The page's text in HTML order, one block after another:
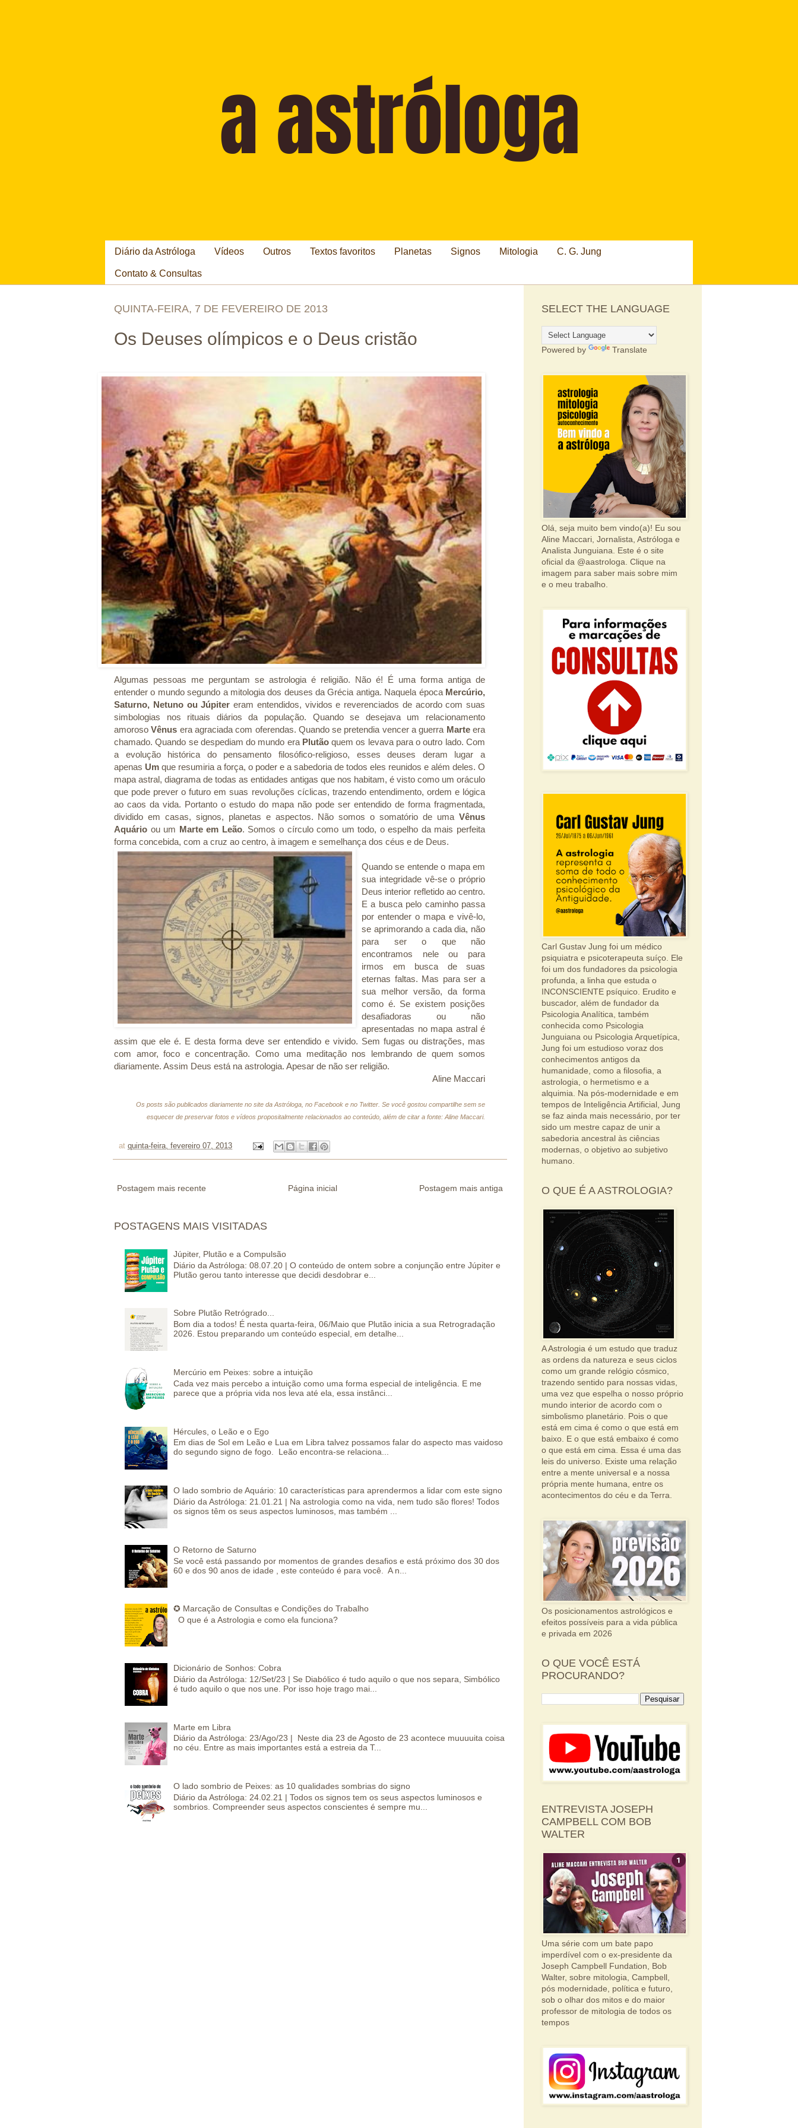
Diário da Astróloga Vídeos Outros Textos favoritos Planetas Signos Mitologia C. G. Jung
Contato & Consultas
QUINTA-FEIRA, 7 DE FEVEREIRO DE 2013
Os Deuses olímpicos e o Deus cristão
Algumas pessoas me perguntam se astrologia é religião. Não é! É uma forma antiga de
entender o mundo segundo a mitologia dos deuses da Grécia antiga. Naquela época Mercúrio,
Saturno, Netuno ou Júpiter eram entendidos, vividos e reverenciados de acordo com suas
simbologias nos rituais diários da população. Quando se desejava um relacionamento
amorosoVênus era agraciada com oferendas. Quando se pretendia vencer a guerra Marteera
chamado. Quando se despediam do mundo era Plutãoquem os levava para o outro lado. Com
a evolução histórica do pensamento filosófico-religioso, esses deuses deram lugar a
apenas Um que resumiria a força, o poder e a sabedoria de todos eles reunidos e além deles. O
mapa astral, diagrama de todas as entidades antigas que nos habitam, é visto como um oráculo
que pode prever o futuro em suas revoluções cíclicas, trazendo entendimento, ordem e lógica
ao caos da vida. Portanto o estudo do mapa não pode ser entendido de forma fragmentada,
dividido em casas, signos, planetas e aspectos. Não somos o somatório de uma Vênus
Aquário ou um Marte em Leão. Somos o círculo como um todo, o espelho da mais perfeita
forma concebida, com a cruz ao centro, à imagem e semelhança dos céus e de Deus.
Quando se entende o mapa em
sua integridade vê-se o próprio
Deus interior refletido ao centro.
E a busca pelo caminho passa
por entender o mapa e vivê-lo,
se aprimorando a cada dia, não
para ser o que não
encontramos nele ou para
irmos em busca de suas
eternas faltas. Mas para ser a
sua melhor versão, da forma
como é. Se existem posições
desafiadoras ou não
apresentadas no mapa astral é
assim que ele é. E desta forma deve ser entendido e vivido. Sem fugas ou distrações, mas
com amor, foco e concentração. Como uma meditação nos lembrando de quem somos
diariamente. Assim Deus está na astrologia. Apesar de não ser religião.
Aline Maccari
Os posts são publicados diariamente no site da Astróloga, no Facebook e no Twitter. Se você gostou compartilhe sem se
esquecer de preservar fotos e vídeos propositalmente relacionados ao conteúdo, além de citar a fonte: Aline Maccari.
at quinta-feira, fevereiro 07, 2013
Postagem mais recente Postagem mais antiga
Página inicial
POSTAGENS MAIS VISITADAS
Júpiter, Plutão e a Compulsão
Diário da Astróloga: 08.07.20 | O conteúdo de ontem sobre a conjunção entre Júpiter e
Plutão gerou tanto interesse que decidi desdobrar e...
Sobre Plutão Retrógrado...
Bom dia a todos! É nesta quarta-feira, 06/Maio que Plutão inicia a sua Retrogradação
2026. Estou preparando um conteúdo especial, em detalhe...
Mercúrio em Peixes: sobre a intuição
Cada vez mais percebo a intuição como uma forma especial de inteligência. E me
parece que a própria vida nos leva até ela, essa instânci...
Hércules, o Leão e o Ego
Em dias de Sol em Leão e Lua em Libra talvez possamos falar do aspecto mas vaidoso
do segundo signo de fogo. Leão encontra-se relaciona...
O lado sombrio de Aquário: 10 características para aprendermos a lidar com este signo
Diário da Astróloga: 21.01.21 | Na astrologia como na vida, nem tudo são flores! Todos
os signos têm os seus aspectos luminosos, mas também ...
O Retorno de Saturno
Se você está passando por momentos de grandes desafios e está próximo dos 30 dos
60 e dos 90 anos de idade , este conteúdo é para você. A n...
✪ Marcação de Consultas e Condições do Trabalho
O que é a Astrologia e como ela funciona?
Dicionário de Sonhos: Cobra
Diário da Astróloga: 12/Set/23 | Se Diabólico é tudo aquilo o que nos separa, Simbólico
é tudo aquilo o que nos une. Por isso hoje trago mai...
Marte em Libra
Diário da Astróloga: 23/Ago/23 | Neste dia 23 de Agosto de 23 acontece muuuuita coisa
no céu. Entre as mais importantes está a estreia da T...
O lado sombrio de Peixes: as 10 qualidades sombrias do signo
Diário da Astróloga: 24.02.21 | Todos os signos tem os seus aspectos luminosos e
sombrios. Compreender seus aspectos conscientes é sempre mu...
SELECT THE LANGUAGE
Powered by Translate
Olá, seja muito bem vindo(a)! Eu sou
Aline Maccari, Jornalista, Astróloga e
Analista Junguiana. Este é o site
oficial da @aastrologa. Clique na
imagem para saber mais sobre mim
e o meu trabalho.
Carl Gustav Jung foi um médico
psiquiatra e psicoterapeuta suíço. Ele
foi um dos fundadores da psicologia
profunda, a linha que estuda o
INCONSCIENTE psíquico. Erudito e
buscador, além de fundador da
Psicologia Analítica, também
conhecida como Psicologia
Junguiana ou Psicologia Arquetípica,
Jung foi um estudioso voraz dos
conhecimentos antigos da
humanidade, como a filosofia, a
astrologia, o hermetismo e a
alquimia. Na pós-modernidade e em
tempos de Inteligência Artificial, Jung
se faz ainda mais necessário, por ter
sido um mestre capaz de unir a
sabedoria ancestral às ciências
modernas, o objetivo ao subjetivo
humano.
O QUE É A ASTROLOGIA?
A Astrologia é um estudo que traduz
as ordens da natureza e seus ciclos
como um grande relógio cósmico,
trazendo sentido para nossas vidas,
uma vez que espelha o nosso próprio
mundo interior de acordo com o
simbolismo planetário. Pois o que
está em cima é como o que está em
baixo. E o que está embaixo é como
o que está em cima. Essa é uma das
leis do universo. Existe uma relação
entre a mente universal e a nossa
própria mente humana, entre os
acontecimentos do céu e da Terra.
Os posicionamentos astrológicos e
efeitos possíveis para a vida pública
e privada em 2026
O QUE VOCÊ ESTÁ
PROCURANDO?
ENTREVISTA JOSEPH
CAMPBELL COM BOB
WALTER
Uma série com um bate papo
imperdível com o ex-presidente da
Joseph Campbell Fundation, Bob
Walter, sobre mitologia, Campbell,
pós modernidade, política e futuro,
sob o olhar dos mitos e do maior
professor de mitologia de todos os
tempos